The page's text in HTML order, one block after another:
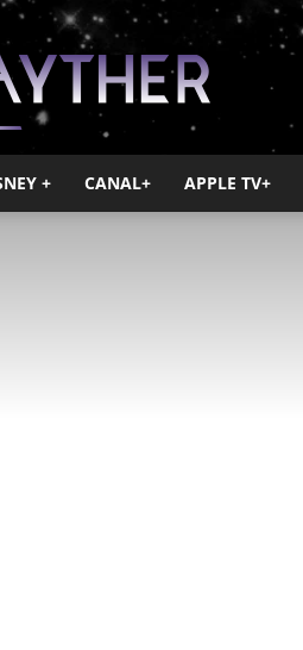
Ayther
+ CANAL+ APPLE TV+